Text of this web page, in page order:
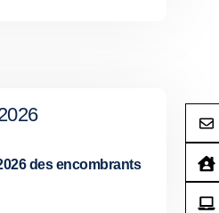
des encombrants